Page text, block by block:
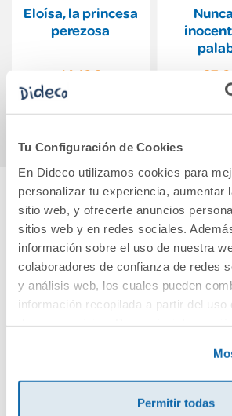
Tu Configuración de Cookies
En Dideco utilizamos cookies para
personalizar tu experiencia, aumentar
sitio web, y ofrecerte anuncios
sitios web y en redes sociales.
información sobre el uso de nuestra
colaboradores de confianza de redes
y análisis web, los cuales pueden
información recopilada a partir del uso
Permitir todas
Eloísa, la princesa
perezosa
14,10€
Cuéntanos tu
¡Sé el primero en valorar este